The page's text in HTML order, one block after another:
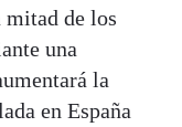
de los
una
la
en España